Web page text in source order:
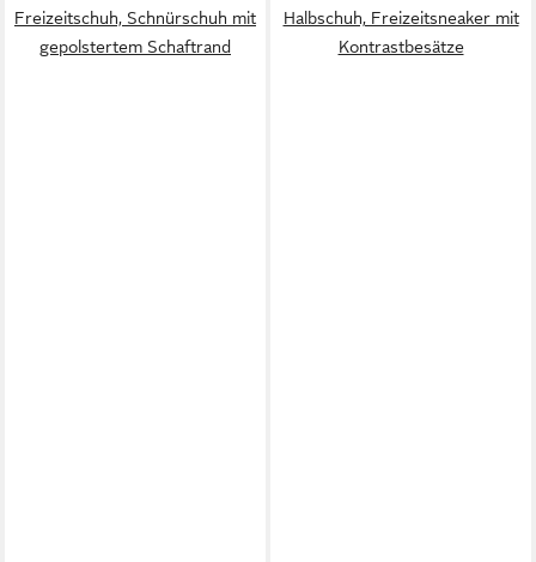
Freizeitschuh, Schnürschuh mit
gepolstertem Schaftrand
Halbschuh, Freizeitsneaker mit
Kontrastbesätze